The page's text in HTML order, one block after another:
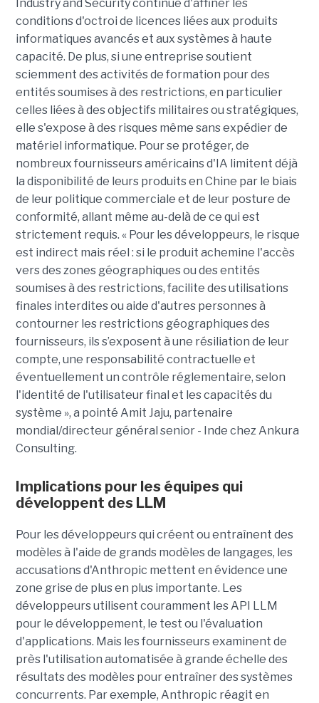
Industry and Security continue d'affiner les
conditions d'octroi de licences liées aux produits
informatiques avancés et aux systèmes à haute
capacité. De plus, si une entreprise soutient
sciemment des activités de formation pour des
entités soumises à des restrictions, en particulier
celles liées à des objectifs militaires ou stratégiques,
elle s'expose à des risques même sans expédier de
matériel informatique. Pour se protéger, de
nombreux fournisseurs américains d'IA limitent déjà
la disponibilité de leurs produits en Chine par le biais
de leur politique commerciale et de leur posture de
conformité, allant même au-delà de ce qui est
strictement requis. « Pour les développeurs, le risque
est indirect mais réel : si le produit achemine l'accès
vers des zones géographiques ou des entités
soumises à des restrictions, facilite des utilisations
finales interdites ou aide d'autres personnes à
contourner les restrictions géographiques des
fournisseurs, ils s’exposent à une résiliation de leur
compte, une responsabilité contractuelle et
éventuellement un contrôle réglementaire, selon
l'identité de l'utilisateur final et les capacités du
système », a pointé Amit Jaju, partenaire
mondial/directeur général senior - Inde chez Ankura
Consulting.
Implications pour les équipes qui
développent des LLM
Pour les développeurs qui créent ou entraînent des
modèles à l'aide de grands modèles de langages, les
accusations d'Anthropic mettent en évidence une
zone grise de plus en plus importante. Les
développeurs utilisent couramment les API LLM
pour le développement, le test ou l'évaluation
d'applications. Mais les fournisseurs examinent de
près l'utilisation automatisée à grande échelle des
résultats des modèles pour entraîner des systèmes
concurrents. Par exemple, Anthropic réagit en